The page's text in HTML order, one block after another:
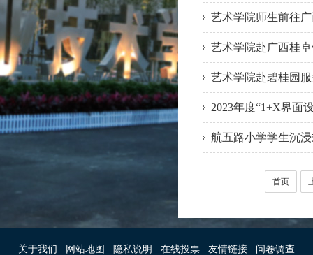
艺术学院师生前往
艺术学院赴广西桂
艺术学院赴碧桂园
2023年度“1+X界面
航五路小学学生沉
首页
关于我们 网站地图 隐私说明 在线投票 友情链接 问卷调查